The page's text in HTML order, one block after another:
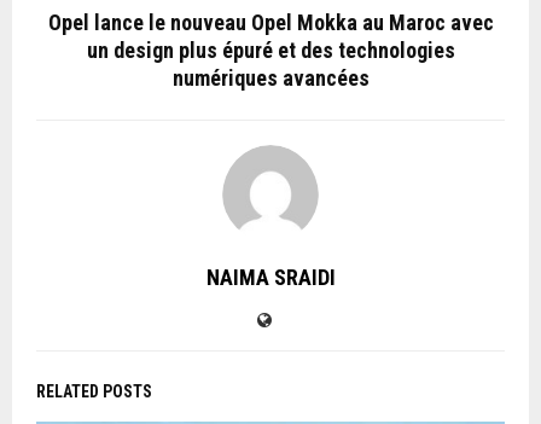
Opel lance le nouveau Opel Mokka au Maroc avec
un design plus épuré et des technologies
numériques avancées
NAIMA SRAIDI
RELATED POSTS